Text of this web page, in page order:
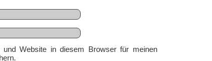
und Website in diesem Browser für meinen